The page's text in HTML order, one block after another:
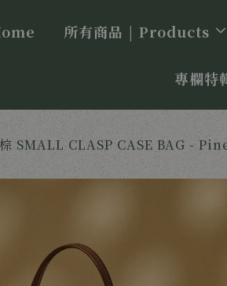
所有商品 | Products
專欄
SMALL CLASP CASE BAG -